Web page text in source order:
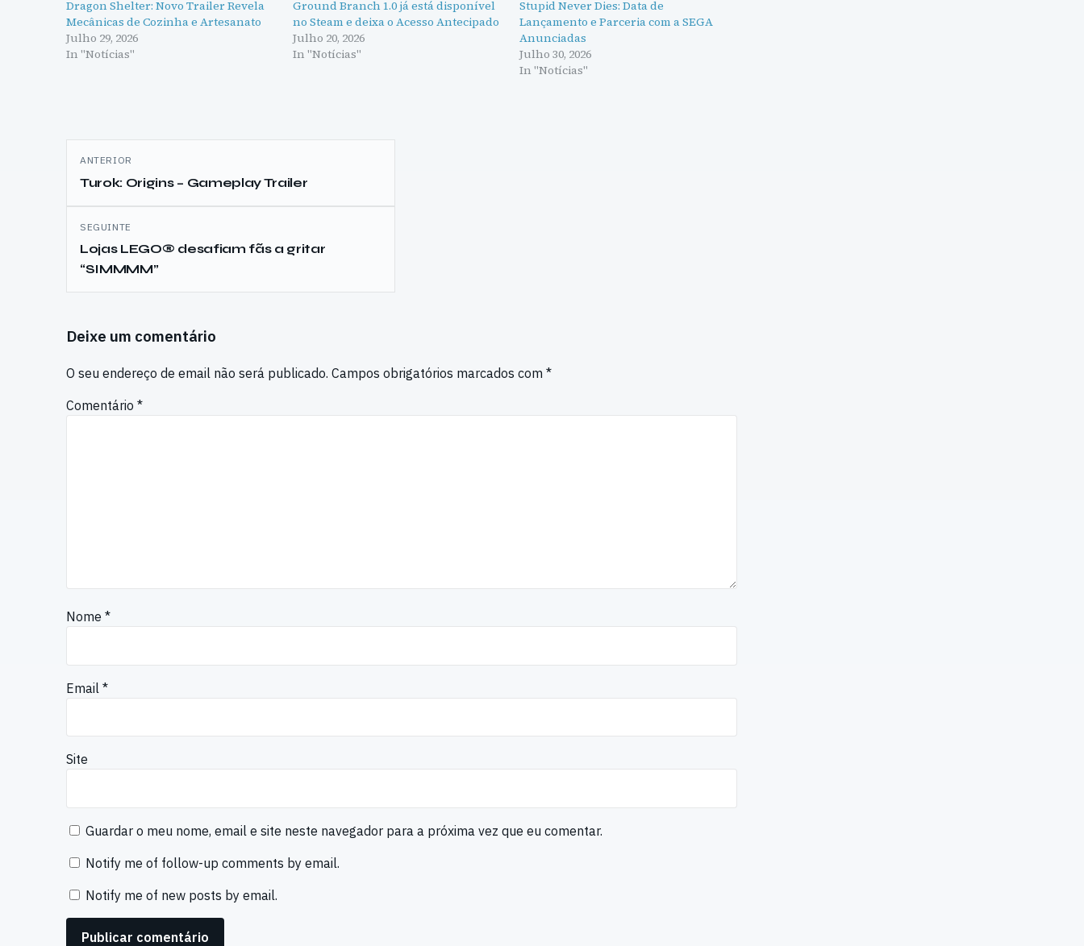
Dragon Shelter: Novo Trailer Revela
Mecânicas de Cozinha e Artesanato
Julho 29, 2026
In "Notícias"
Ground Branch 1.0 já está disponível
no Steam e deixa o Acesso Antecipado
Julho 20, 2026
In "Notícias"
Stupid Never Dies: Data de
Lançamento e Parceria com a SEGA
Anunciadas
Julho 30, 2026
In "Notícias"
Navegação
de
artigos
ANTERIOR
Turok: Origins – Gameplay Trailer
SEGUINTE
Lojas LEGO® desafiam fãs a gritar
“SIMMMM”
Deixe um comentário
O seu endereço de email não será publicado. Campos obrigatórios marcados com *
Comentário *
Nome *
Email *
Site
Guardar o meu nome, email e site neste navegador para a próxima vez que eu comentar.
Notify me of follow-up comments by email.
Notify me of new posts by email.